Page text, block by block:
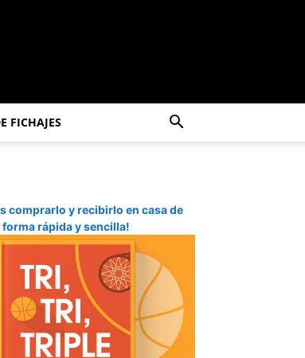
FICHAJES
comprarlo y recibirlo en casa de
forma rápida y sencilla!